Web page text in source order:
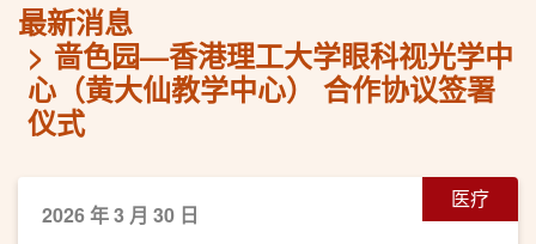
最新消息
啬色园—香港理工大学眼科视光学中
心（黄大仙教学中心） 合作协议签署
仪式
医疗
2026 年 3 月 30 日